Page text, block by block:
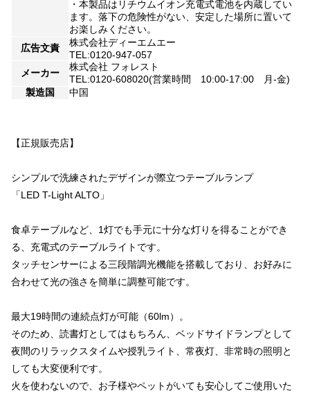
・本製品はリチウムイオン充電式電池を内蔵してい
ます。落下の危険性がない、安定した場所に置いて
お楽しみください。
広告文責
株式会社ディーエムエー
TEL:0120-947-057
メーカー
株式会社 フォレスト
TEL:0120-608020(営業時間 10:00-17:00 月-金)
製造国
中国
【正規販売店】
シンプルで洗練されたデザインが際立つテーブルランプ
「LED T-Light ALTO」
食卓テーブルなど、1灯でも手元に十分な灯りを得ることができ
る、充電式のテーブルライトです。
タッチセンサーによる三段階調光機能を搭載しており、お好みに
合わせて光の強さを簡単に調整可能です。
最大19時間の連続点灯が可能（60lm）。
そのため、読書灯としてはもちろん、ベッドサイドランプとして
夜間のリラックスタイムや授乳ライト、常夜灯、非常時の照明と
しても大変便利です。
火を使わないので、お子様やペットがいても安心してご使用いた